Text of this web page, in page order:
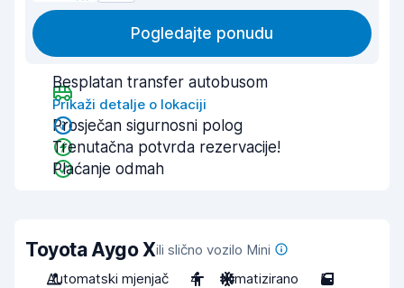
Pogledajte ponudu
Besplatan transfer autobusom
Prikaži detalje o lokaciji
Prosječan sigurnosni polog
Trenutačna potvrda rezervacije!
Plaćanje odmah
Toyota Aygo Xili slično vozilo Mini
Automatski mjenjač
4 Klimatizirano 5